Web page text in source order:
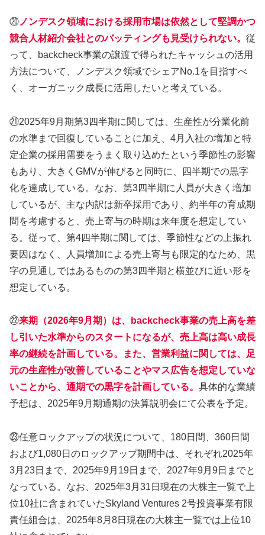
⑳ ノンデスク領域における採用市場は依然として堅調かつ
競合人材紹介会社とのバッティングも見受けられない。 従
って、backcheck事業の譲渡で得られたキャッシュの活用
方法について、ノンデスク領域でシェアNo.1を目指すべ
く、オーガニック成長に活用したいと考えている。
㉑2025年9月期第3四半期に関しては、生産性が分業化前
の水準まで回復していることに加え、4月入社の増加と特
定企業の採用需要をうまく取り込めたという季節性の影響
もあり、大きくGMVが伸びると同時に、四半期での黒字
化を達成している。なお、第3四半期に人員が大きく増加
しているが、主な内訳は新卒採用であり、約半年の育成期
間を考慮すると、売上寄与の時期は来年度を想定してい
る。従って、第4四半期に関しては、季節性などの上振れ
要因はなく、人員増加による売上寄与も限定的なため、黒
字の見通しではあるものの第3四半期と横並びに近い形を
想定している。
㉒来期（2026年9月期）は、backcheck事業の売上高を差
し引いた水準からのスタートになるが、売上高は高い成長
率の継続を計画している。また、営業利益に関しては、足
元の生産性が改善していることやマス広告を想定していな
いことから、通期での黒字を計画している。 具体的な業績
予想は、2025年9月期通期の決算説明会にて公表を予定。
㉓任意ロックアップの状況について、180日間、360日間
および1,080日のロックアップ期間中は、それぞれ2025年
3月23日まで、2025年9月19日まで、2027年9月9日までと
なっている。なお、2025年3月31日現在の大株主一覧で上
位10社に含まれていたSkyland Ventures 2号投資事業有限
責任組合は、2025年8月8日現在の大株主一覧では上位10